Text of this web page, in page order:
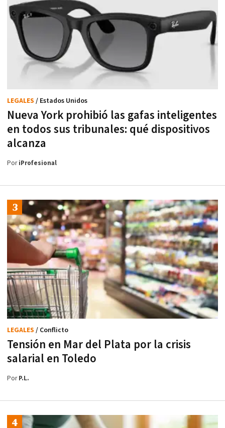
Nueva York prohibió las gafas inteligentes
en todos sus tribunales: qué dispositivos
alcanza
LEGALES / Estados Unidos
PoriProfesional
Tensión en Mar del Plata por la crisis
salarial en Toledo
LEGALES / Conflicto
PorP.L.